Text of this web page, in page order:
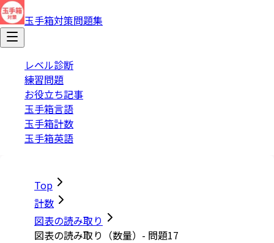
玉手箱対策問題集
レベル診断
練習問題
お役立ち記事
玉手箱言語
玉手箱計数
玉手箱英語
Top
計数
図表の読み取り
図表の読み取り（数量）- 問題17